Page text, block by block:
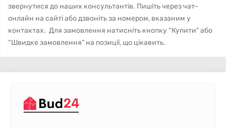
звернутися до наших консультантів. Пишіть через чат-
онлайн на сайті або дзвоніть за номером, вказаним у
контактах. Для замовлення натисніть кнопку “Купити” або
“Швидке замовлення” на позиції, що цікавить.